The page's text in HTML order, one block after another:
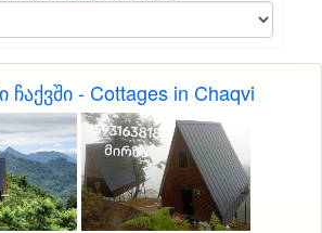
ჩაქვში - Cottages in Chaqvi